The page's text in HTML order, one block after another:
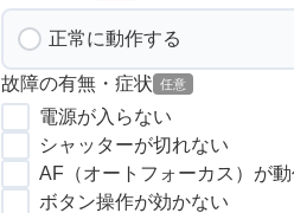
正常に動作する
故障の有無・症状 任意
電源が入らない
シャッターが切れない
AF（オートフォーカス）が
ボタン操作が効かない